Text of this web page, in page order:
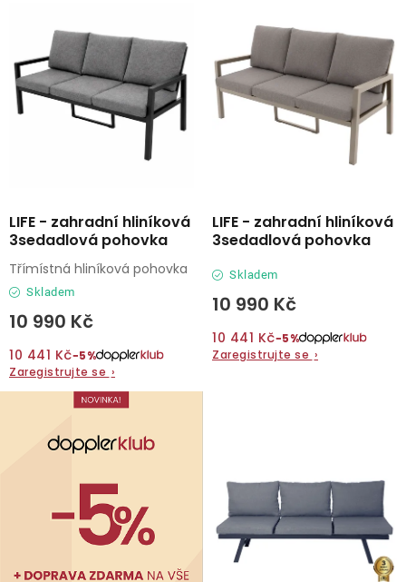
LIFE - zahradní hliníková
3sedadlová pohovka
Skladem
10 990 Kč
10 441 Kč−5%
Zaregistrujte se ›
Třímístná hliníková pohovka
LIFE - zahradní hliníková
3sedadlová pohovka
Skladem
10 990 Kč
10 441 Kč−5%
Zaregistrujte se ›